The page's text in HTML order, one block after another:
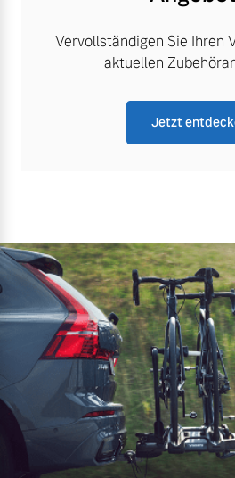
Vervollständigen Sie Ihren
aktuellen
Jetzt